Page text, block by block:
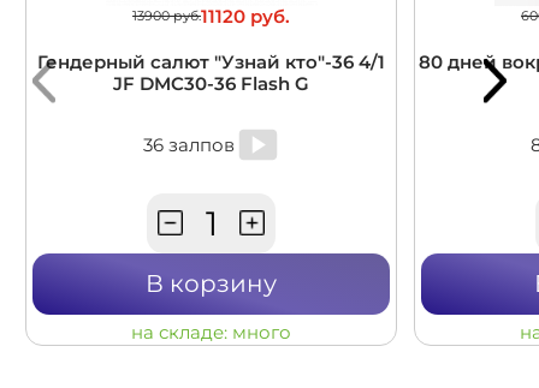
13900 руб.11120 руб.
Гендерный салют "Узнай кто"-36 4/1
JF DMC30-36 Flash G
36 залпов
В корзину
на складе: много
80 дней